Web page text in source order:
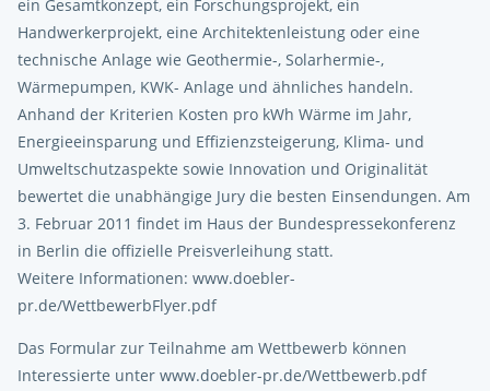
ein Gesamtkonzept, ein Forschungsprojekt, ein
Handwerkerprojekt, eine Architektenleistung oder eine
technische Anlage wie Geothermie-, Solarhermie-,
Wärmepumpen, KWK- Anlage und ähnliches handeln.
Anhand der Kriterien Kosten pro kWh Wärme im Jahr,
Energieeinsparung und Effizienzsteigerung, Klima- und
Umweltschutzaspekte sowie Innovation und Originalität
bewertet die unabhängige Jury die besten Einsendungen. Am
3. Februar 2011 findet im Haus der Bundespressekonferenz
in Berlin die offizielle Preisverleihung statt.
Weitere Informationen: www.doebler-
pr.de/WettbewerbFlyer.pdf
Das Formular zur Teilnahme am Wettbewerb können
Interessierte unter www.doebler-pr.de/Wettbewerb.pdf